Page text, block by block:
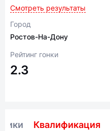
Смотреть результаты
Город
Ростов-На-Дону
Рейтинг гонки
2.3
Квалификация